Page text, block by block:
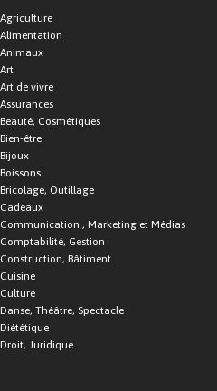
Agriculture
Alimentation
Animaux
Art
Art de vivre
Assurances
Beauté, Cosmétiques
Bien-être
Bijoux
Boissons
Bricolage, Outillage
Cadeaux
Communication , Marketing et Médias
Comptabilité, Gestion
Construction, Bâtiment
Cuisine
Culture
Danse, Théâtre, Spectacle
Diététique
Droit, Juridique